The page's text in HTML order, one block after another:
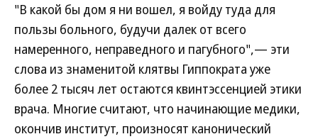
"В какой бы дом я ни вошел, я войду туда для
пользы больного, будучи далек от всего
намеренного, неправедного и пагубного",— эти
слова из знаменитой клятвы Гиппократа уже
более 2 тысяч лет остаются квинтэссенцией этики
врача. Многие считают, что начинающие медики,
окончив институт, произносят канонический